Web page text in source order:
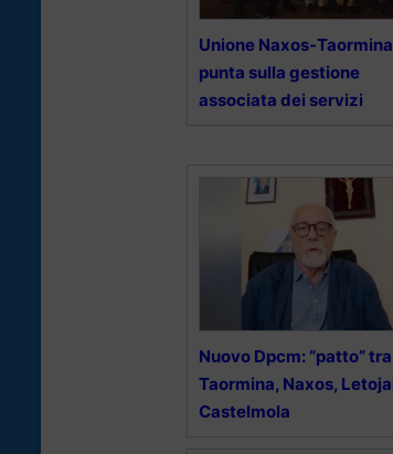
Unione Naxos-
punta sulla gestione
associata dei servizi
Nuovo Dpcm: “patto” tra
Taormina, Naxos,
Castelmola